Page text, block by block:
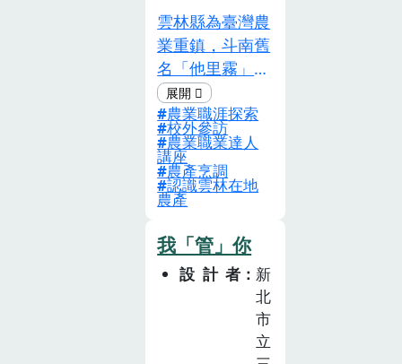
習視野並進行農
業職涯試探。
雲林縣為臺灣農
業重鎮，斗南舊
名「他里霧」，
是雲林重要的農
業產地及交通樞
紐。斗南高中為
雲林縣兩所縣立
完全中學之一，
設有國中部及高
中部，以國中部
二年級 ( 八年級
) 為教學對象，
意」食農教育特
色 課 程。 整 體
農業職涯探索
校外參訪
農業職業達人
講座
農產烹調
認識雲林在地
農產
我「管」你
設計者
新
北
市
立